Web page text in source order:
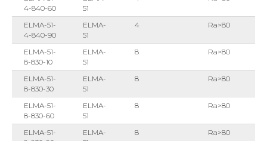
4-840-60
51
ELMA-51-
4-840-90
ELMA-
51
4 Ra>80
ELMA-51-
8-830-10
ELMA-
51
8 Ra>80
ELMA-51-
8-830-30
ELMA-
51
8 Ra>80
ELMA-51-
8-830-60
ELMA-
51
8 Ra>80
ELMA-51-
ELMA-
8 Ra>80